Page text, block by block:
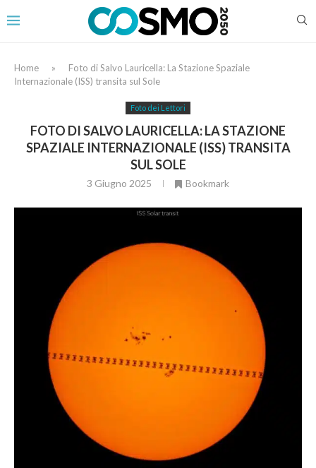
Home »
Foto di Salvo Lauricella: La Stazione Spaziale
Internazionale (ISS) transita sul Sole
Foto dei Lettori
FOTO DI SALVO LAURICELLA: LA STAZIONE
SPAZIALE INTERNAZIONALE (ISS) TRANSITA
SUL SOLE
3 Giugno 2025 Bookmark